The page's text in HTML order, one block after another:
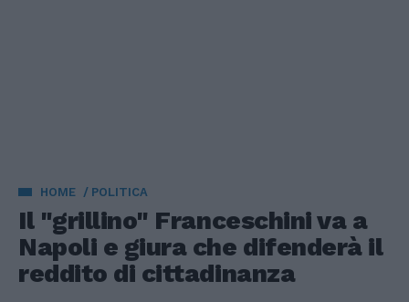
HOME POLITICA
Il "grillino" Franceschini va a
Napoli e giura che difenderà il
reddito di cittadinanza